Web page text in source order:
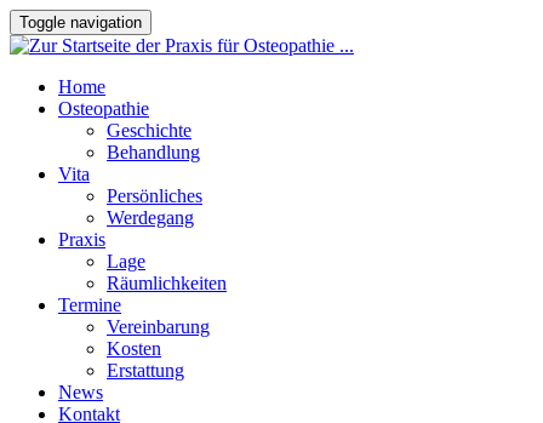
Toggle navigation
Home
Osteopathie
Geschichte
Behandlung
Vita
Persönliches
Werdegang
Praxis
Lage
Räumlichkeiten
Termine
Vereinbarung
Kosten
Erstattung
News
Kontakt